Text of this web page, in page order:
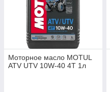
Моторное масло MOTUL
ATV UTV 10W-40 4T 1л